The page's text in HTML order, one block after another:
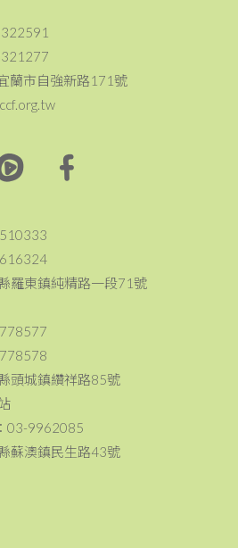
蘭市自強新路171號
羅東鎮純精路一段71號
頭城鎮纘祥路85號
03-9962085
蘇澳鎮民生路43號